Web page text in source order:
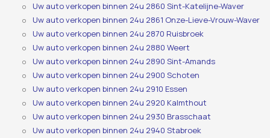
Uw auto verkopen binnen 24u 2860 Sint-Katelijne-Waver
Uw auto verkopen binnen 24u 2861 Onze-Lieve-Vrouw-Waver
Uw auto verkopen binnen 24u 2870 Ruisbroek
Uw auto verkopen binnen 24u 2880 Weert
Uw auto verkopen binnen 24u 2890 Sint-Amands
Uw auto verkopen binnen 24u 2900 Schoten
Uw auto verkopen binnen 24u 2910 Essen
Uw auto verkopen binnen 24u 2920 Kalmthout
Uw auto verkopen binnen 24u 2930 Brasschaat
Uw auto verkopen binnen 24u 2940 Stabroek